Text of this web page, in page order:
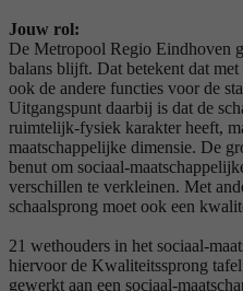
Jouw rol:
De Metropool Regio Eindhoven
balans blijft. Dat betekent dat
ook de andere functies voor de
Uitgangspunt daarbij is dat de
ruimtelijk-fysiek karakter heeft,
maatschappelijke dimensie. De
benut om sociaal-
verschillen te verkleinen. Met
schaalsprong moet ook een
21 wethouders in het sociaal-
hiervoor de Kwaliteitssprong
gewerkt aan een sociaal-